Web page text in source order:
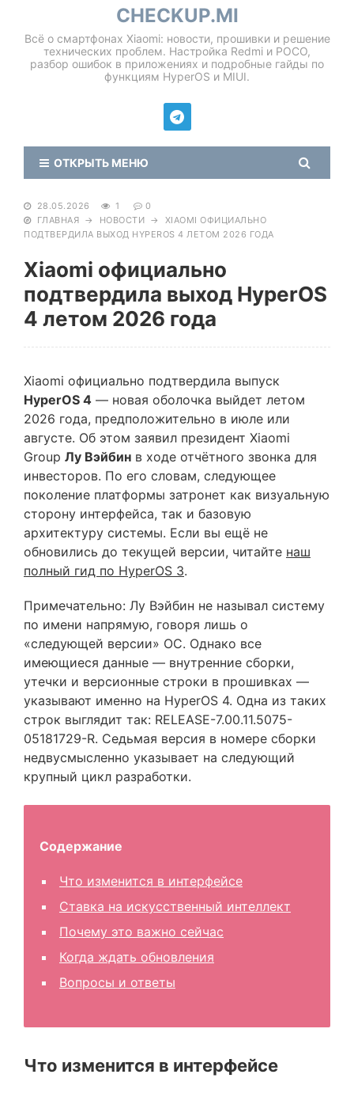
CHECKUP.MI
Всё о смартфонах Xiaomi: новости, прошивки и решение
технических проблем. Настройка Redmi и POCO,
разбор ошибок в приложениях и подробные гайды по
функциям HyperOS и MIUI.
ОТКРЫТЬ МЕНЮ
28.05.2026 1
0
ГЛАВНАЯ → НОВОСТИ → XIAOMI ОФИЦИАЛЬНО
ПОДТВЕРДИЛА ВЫХОД HYPEROS 4 ЛЕТОМ 2026 ГОДА
Xiaomi официально
подтвердила выход HyperOS
4 летом 2026 года
Xiaomi официально подтвердила выпуск
HyperOS 4 — новая оболочка выйдет летом
2026 года, предположительно в июле или
августе. Об этом заявил президент Xiaomi
Group Лу Вэйбин в ходе отчётного звонка для
инвесторов. По его словам, следующее
поколение платформы затронет как визуальную
сторону интерфейса, так и базовую
архитектуру системы. Если вы ещё не
обновились до текущей версии, читайте наш
полный гид по HyperOS 3.
Примечательно: Лу Вэйбин не называл систему
по имени напрямую, говоря лишь о
«следующей версии» ОС. Однако все
имеющиеся данные — внутренние сборки,
утечки и версионные строки в прошивках —
указывают именно на HyperOS 4. Одна из таких
строк выглядит так: RELEASE-7.00.11.5075-
05181729-R. Седьмая версия в номере сборки
недвусмысленно указывает на следующий
крупный цикл разработки.
Содержание
Что изменится в интерфейсе
Ставка на искусственный интеллект
Почему это важно сейчас
Когда ждать обновления
Вопросы и ответы
Что изменится в интерфейсе